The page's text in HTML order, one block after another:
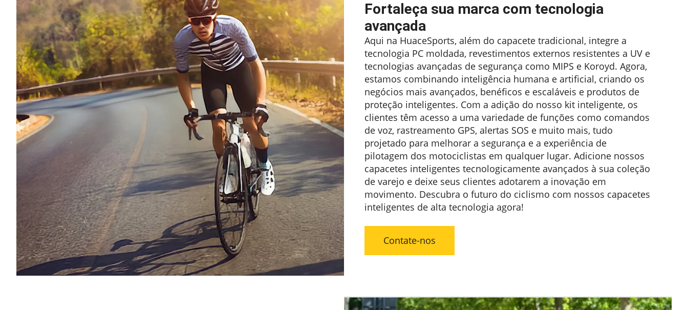
Fortaleça sua marca com tecnologia
avançada
Aqui na HuaceSports, além do capacete tradicional, integre a
tecnologia PC moldada, revestimentos externos resistentes a UV e
tecnologias avançadas de segurança como MIPS e Koroyd. Agora,
estamos combinando inteligência humana e artificial, criando os
negócios mais avançados, benéficos e escaláveis ​​e produtos de
proteção inteligentes. Com a adição do nosso kit inteligente, os
clientes têm acesso a uma variedade de funções como comandos
de voz, rastreamento GPS, alertas SOS e muito mais, tudo
projetado para melhorar a segurança e a experiência de
pilotagem dos motociclistas em qualquer lugar. Adicione nossos
capacetes inteligentes tecnologicamente avançados à sua coleção
de varejo e deixe seus clientes adotarem a inovação em
movimento. Descubra o futuro do ciclismo com nossos capacetes
inteligentes de alta tecnologia agora!
Contate-nos